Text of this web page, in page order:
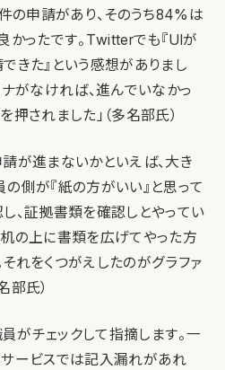
申請があり、そのうち84%は
かったです。Twitterでも『UIが
きた』という感想がありまし
ナがなければ、進んでいなかっ
押されました」（多名部氏）
が進まないかといえば、大き
側が『紙の方がいい』と思って
、証拠書類を確認しとやってい
机の上に書類を広げてやった方
れをくつがえしたのがグラファ
部氏）
がチェックして指摘します。一
サービスでは記入漏れがあれ